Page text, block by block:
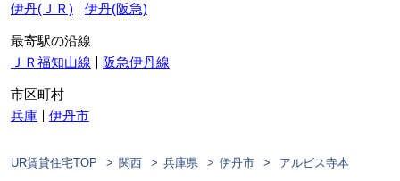
伊丹(ＪＲ)
伊丹(阪急)
最寄駅の沿線
ＪＲ福知山線
阪急伊丹線
市区町村
兵庫
伊丹市
UR賃貸住宅TOP 関西 兵庫県 伊丹市 アルビス寺本